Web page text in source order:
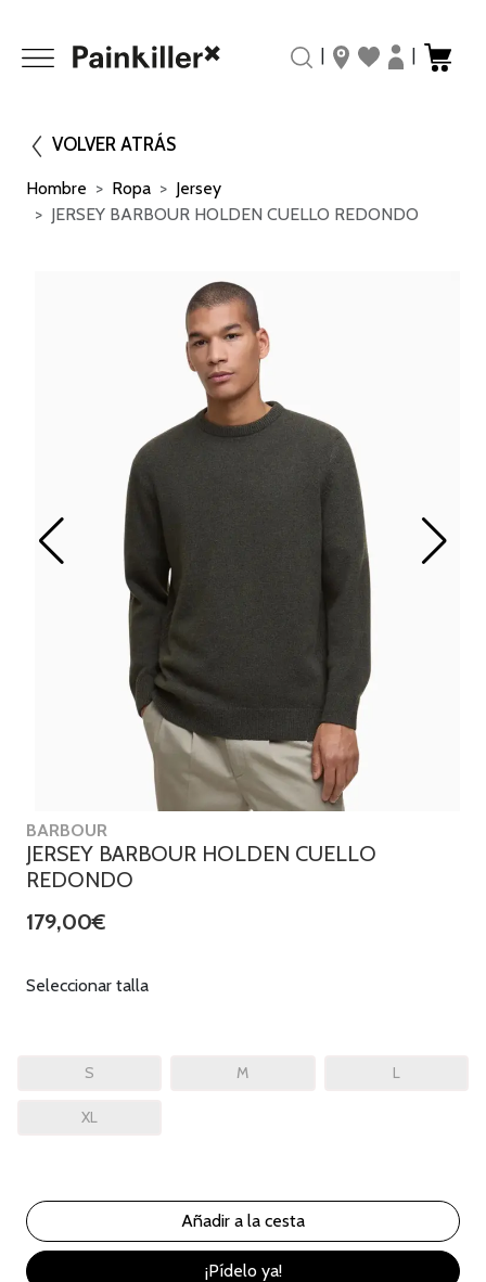
VOLVER ATRÁS
Hombre Ropa
Jersey
JERSEY BARBOUR HOLDEN CUELLO REDONDO
BARBOUR
JERSEY BARBOUR HOLDEN CUELLO
REDONDO
179,00€
Seleccionar talla
S M L
XL
¡Pídelo ya!